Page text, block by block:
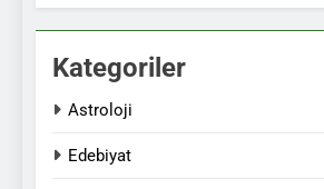
Kategoriler
Astroloji
Edebiyat